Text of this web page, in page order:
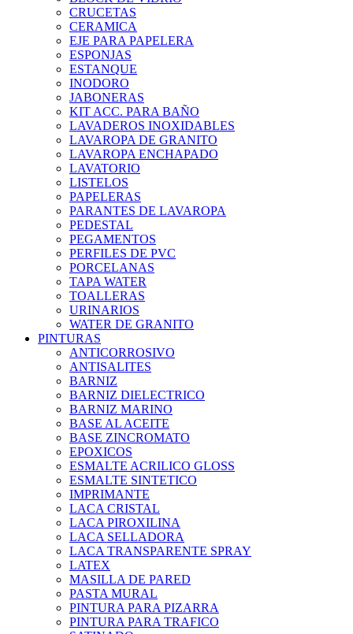
CRUCETAS
CERAMICA
EJE PARA PAPELERA
ESPONJAS
ESTANQUE
INODORO
JABONERAS
KIT ACC. PARA BAÑO
LAVADEROS INOXIDABLES
LAVAROPA DE GRANITO
LAVAROPA ENCHAPADO
LAVATORIO
LISTELOS
PAPELERAS
PARANTES DE LAVAROPA
PEDESTAL
PEGAMENTOS
PERFILES DE PVC
PORCELANAS
TAPA WATER
TOALLERAS
URINARIOS
WATER DE GRANITO
PINTURAS
ANTICORROSIVO
ANTISALITES
BARNIZ
BARNIZ DIELECTRICO
BARNIZ MARINO
BASE AL ACEITE
BASE ZINCROMATO
EPOXICOS
ESMALTE ACRILICO GLOSS
ESMALTE SINTETICO
IMPRIMANTE
LACA CRISTAL
LACA PIROXILINA
LACA SELLADORA
LACA TRANSPARENTE SPRAY
LATEX
MASILLA DE PARED
PASTA MURAL
PINTURA PARA PIZARRA
PINTURA PARA TRAFICO